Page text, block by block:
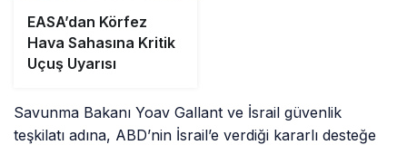
EASA’dan Körfez
Hava Sahasına Kritik
Uçuş Uyarısı
Savunma Bakanı Yoav Gallant ve İsrail güvenlik
teşkilatı adına, ABD’nin İsrail’e verdiği kararlı desteğe